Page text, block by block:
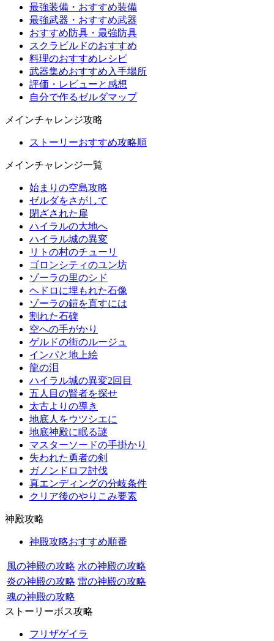
最強装備・おすすめ装備
最強武器・おすすめ武器
おすすめ防具・最強防具
スクラビルドのおすすめ
料理のおすすめレシピ
武器集めおすすめ入手場所
評価・レビューと感想
自分で作るゼルダマップ
メインチャレンジ攻略
ストーリーおすすめ攻略順
メインチャレンジ一覧
始まりの空島攻略
ゼルダをさがして
閉ざされた扉
ハイラルの大地へ
ハイラル城の異変
リトの村のチューリ
ゴロンシティのユン坊
ゾーラの里のシド
ヘドロに埋もれた石像
ゾーラの鎧を直すには
割れた石碑
空への手がかり
ゲルドの街のルージュ
インパと地上絵
龍の泪
ハイラル城の異変2回目
五人目の賢者を探せ
太古よりの導き
地底人をウツシエに
地底神殿に眠る謎
マスターソードの手掛かり
失われた勇者の剣
ガノンドロフ討伐
真エンディングの分岐条件
クリア後のやりこみ要素
神殿攻略
神殿攻略おすすめ順番
風の神殿の攻略 水の神殿の攻略
炎の神殿の攻略 雷の神殿の攻略
魂の神殿の攻略
ストーリーボス攻略
フリザゲイラ